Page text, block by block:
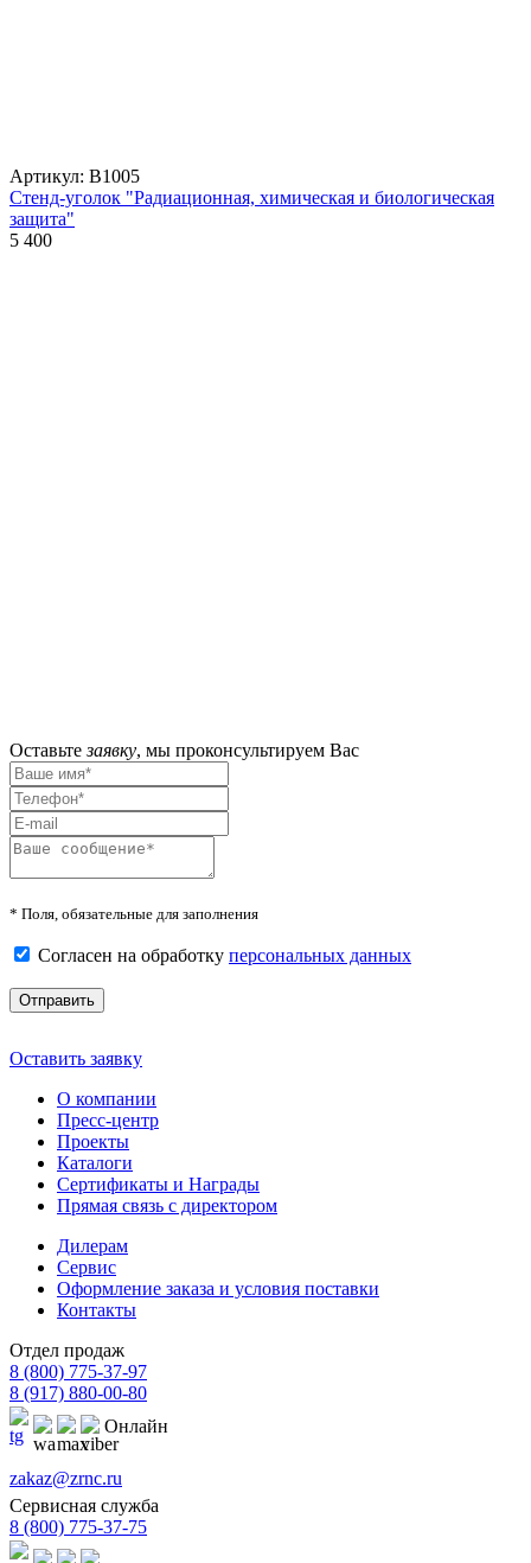
Артикул: В1005
Стенд-уголок "Радиационная, химическая и биологическая
защита"
5 400
Оставьтезаявку, мы проконсультируем Вас
* Поля, обязательные для заполнения
Согласен на обработку персональных данных
Отправить
Оставить заявку
О компании
Пресс-центр
Проекты
Каталоги
Сертификаты и Награды
Прямая связь с директором
Дилерам
Сервис
Оформление заказа и условия поставки
Контакты
Отдел продаж
8 (800) 775-37-97
8 (917) 880-00-80
Онлайн
zakaz@zrnc.ru
Сервисная служба
8 (800) 775-37-75